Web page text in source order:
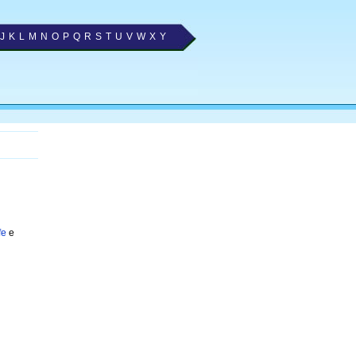
J K L M N O P Q R S T U V W X Y
e